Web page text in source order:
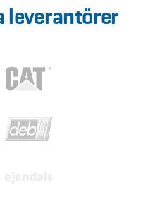
leverantörer